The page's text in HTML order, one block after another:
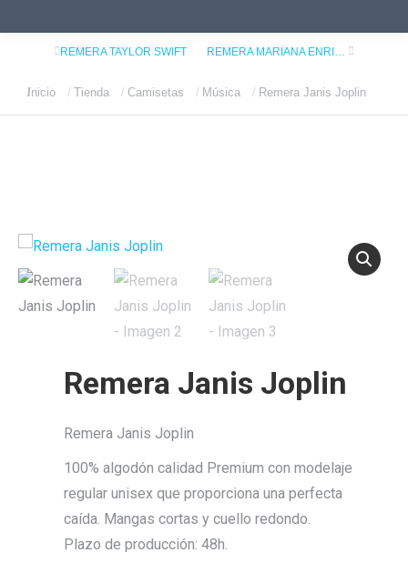
Estás aquí:
Inicio Tienda Camisetas Música Remera Janis Joplin
REMERA TAYLOR SWIFT REMERA MARIANA ENRIQUEZ | ALGUIEN CAMINA SOBRE TU TUMBA
Remera Janis Joplin
Remera Janis Joplin
100% algodón calidad Premium con modelaje
regular unisex que proporciona una perfecta
caída. Mangas cortas y cuello redondo.
Plazo de producción: 48h.